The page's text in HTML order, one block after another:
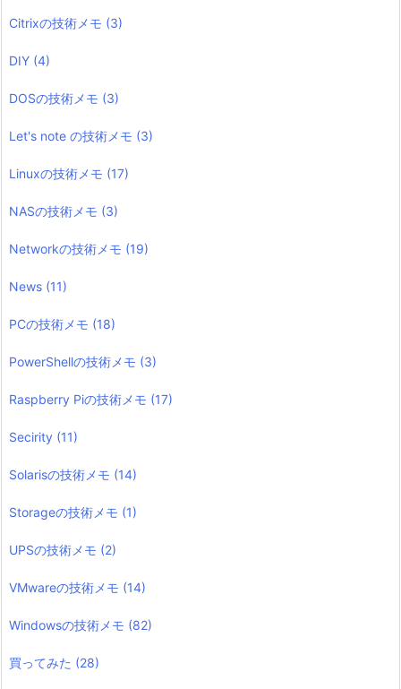
Citrixの技術メモ (3)
DIY (4)
DOSの技術メモ (3)
Let's note の技術メモ (3)
Linuxの技術メモ (17)
NASの技術メモ (3)
Networkの技術メモ (19)
News (11)
PCの技術メモ (18)
PowerShellの技術メモ (3)
Raspberry Piの技術メモ (17)
Secirity (11)
Solarisの技術メモ (14)
Storageの技術メモ (1)
UPSの技術メモ (2)
VMwareの技術メモ (14)
Windowsの技術メモ (82)
買ってみた (28)